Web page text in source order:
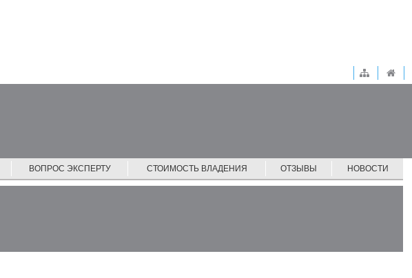
ВОПРОС ЭКСПЕРТУ СТОИМОСТЬ ВЛАДЕНИЯ ОТЗЫВЫ НОВОСТИ